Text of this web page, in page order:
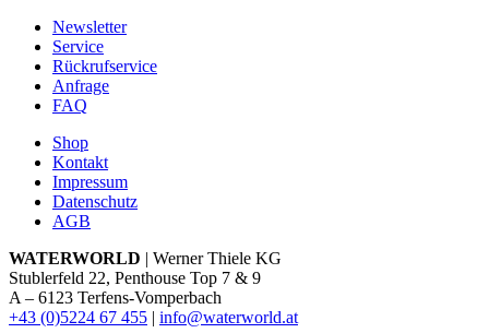
Newsletter
Service
Rückrufservice
Anfrage
FAQ
Shop
Kontakt
Impressum
Datenschutz
AGB
WATERWORLD | Werner Thiele KG
Stublerfeld 22, Penthouse Top 7 & 9
A – 6123 Terfens-Vomperbach
+43 (0)5224 67 455 | info@waterworld.at